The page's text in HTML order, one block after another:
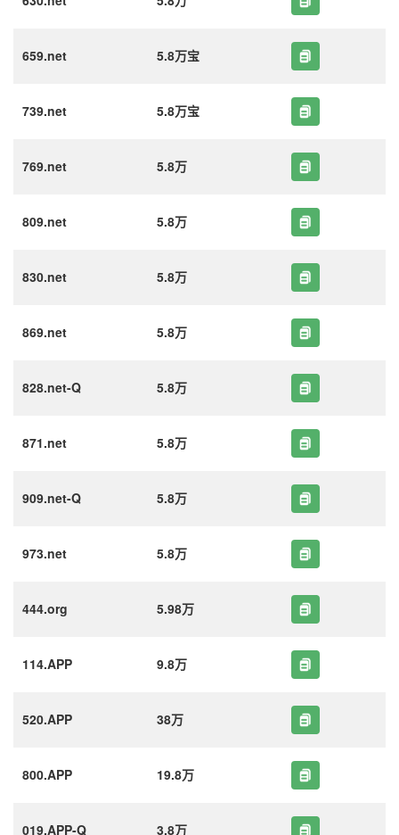
659.net 5.8万宝
739.net 5.8万宝
769.net 5.8万
809.net 5.8万
830.net 5.8万
869.net 5.8万
828.net-Q 5.8万
871.net 5.8万
909.net-Q 5.8万
973.net 5.8万
444.org 5.98万
114.APP 9.8万
520.APP 38万
800.APP 19.8万
019.APP-Q 3.8万